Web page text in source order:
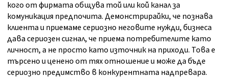
кого от фирмата общува той или кой канал за
комуникация предпочита. Демонстрирайки, че познава
клиента и приемаме сериозно неговите нужди, бизнеса
дава сериозен сигнал, че приема потребителите като
личност, а не просто като източник на приходи. Това е
търсено и ценено от тях отношение и може да бъде
сериозно предимство в конкурентната надпревара.